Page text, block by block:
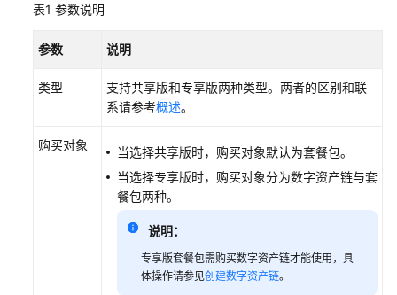
问
口
题
表1 参数说明
参数 说明
类型
支持共享版和专享版两种类型。两者的区别和联
系请参考概述。
购买对象
当选择共享版时，购买对象默认为套餐包。
当选择专享版时，购买对象分为数字资产链与套
餐包两种。
说明：
专享版套餐包需购买数字资产链才能使用，具
体操作请参见创建数字资产链。